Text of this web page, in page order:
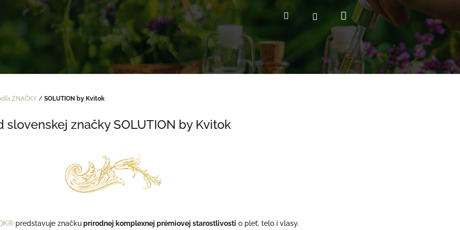
HľadaťPrihlásenieNákupný
košík
ZNAČKY / SOLUTION by Kvitok
slovenskej značky SOLUTION by Kvitok
predstavuje značku prírodnej komplexnej prémiovej starostlivosti o pleť, telo i vlasy.